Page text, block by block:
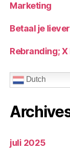
Marketing
Betaal je
Rebranding;
Dutch
juli 2025